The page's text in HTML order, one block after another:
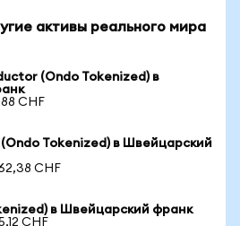
активы реального мира
(Ondo Tokenized) в
CHF
Tokenized) в Швейцарский
CHF
в Швейцарский франк
CHF